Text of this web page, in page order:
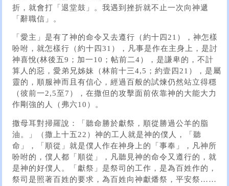
折，就會打「退堂鼓」。我遇到挫折就不止一次向神遞
「辭職信」。
「愛主」是有了神的命令又去遵行（約十四21），神怎樣
吩咐，就怎樣行（約十四31），凡事是作在主身上，是討
神喜悅(林後五9；加一10；帖前二4），是謙卑的，不計
算人的惡，愛弟兄姊妹（林前十三4,5；約壹四21），是屬
靈的，順服神而且有信心，經過百般的試煉仍然站立得穩
（彼前一2,5至7），在撒但的攻擊面前依靠神的大能大力
作剛強的人（弗六10）。
撒母耳對掃羅說：「聽命勝於獻祭，順從勝過公羊的脂
油。」（撒上十五22）神的工人就是神的僕人，「聽
命」，「順從」就是僕人作在神身上的「事奉」，凡神所
吩咐的，僕人都「順從」，凡聽見神的命令又遵行的，就
是神的好僕人。「獻祭」是祭司的工作，是為百姓作的，
祭司是照著百姓的要求，為百姓向神獻燔祭，平安祭……